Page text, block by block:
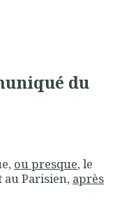
du
ou presque, le
au Parisien, après